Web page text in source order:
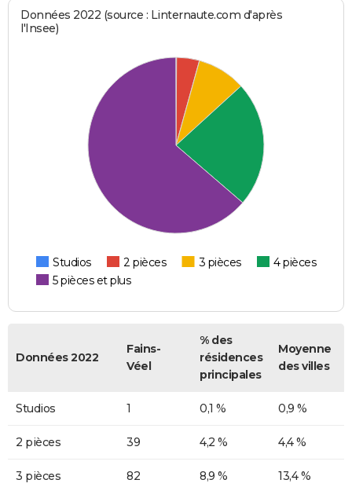
Données 2022 (source : Linternaute.com d'après
l'Insee)
Studios 2 pièces 3 pièces
4 pièces
5 pièces et plus
Données 2022
Fains-
Véel
% des
résidences
principales
Moyenne
des villes
Studios 1 0,1 % 0,9 %
2 pièces 39 4,2 % 4,4 %
3 pièces 82 8,9 % 13,4 %